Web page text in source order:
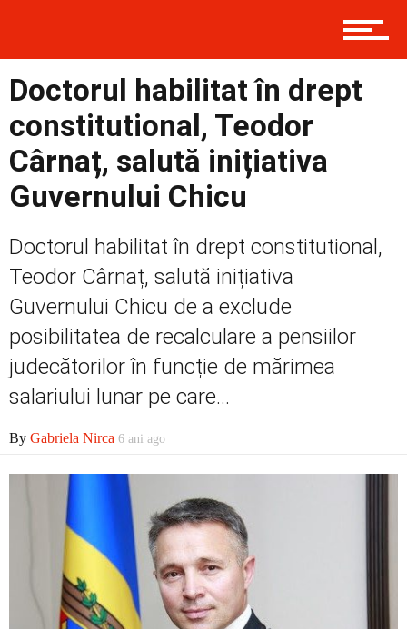
Prima
Externe
Social
Doctorul habilitat în drept
constitutional, Teodor
Cârnaț, salută inițiativa
Guvernului Chicu
Doctorul habilitat în drept constitutional,
Teodor Cârnaț, salută inițiativa
Guvernului Chicu de a exclude
posibilitatea de recalculare a pensiilor
judecătorilor în funcție de mărimea
salariului lunar pe care...
By Gabriela Nirca 6 ani ago